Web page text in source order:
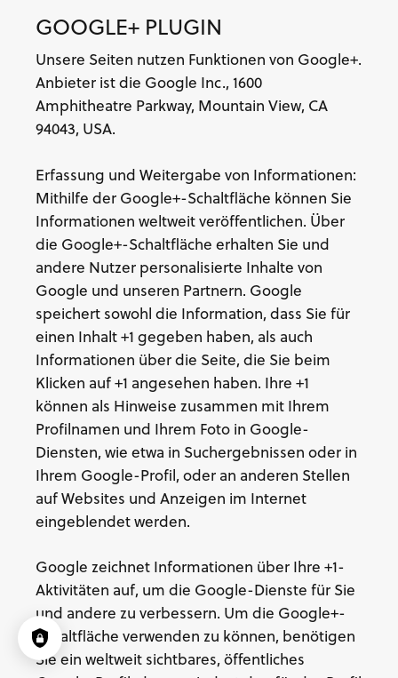
GOOGLE+ PLUGIN
Unsere Seiten nutzen Funktionen von Google+.
Anbieter ist die Google Inc., 1600
Amphitheatre Parkway, Mountain View, CA
94043, USA.
Erfassung und Weitergabe von Informationen:
Mithilfe der Google+-Schaltfläche können Sie
Informationen weltweit veröffentlichen. Über
die Google+-Schaltfläche erhalten Sie und
andere Nutzer personalisierte Inhalte von
Google und unseren Partnern. Google
speichert sowohl die Information, dass Sie für
einen Inhalt +1 gegeben haben, als auch
Informationen über die Seite, die Sie beim
Klicken auf +1 angesehen haben. Ihre +1
können als Hinweise zusammen mit Ihrem
Profilnamen und Ihrem Foto in Google-
Diensten, wie etwa in Suchergebnissen oder in
Ihrem Google-Profil, oder an anderen Stellen
auf Websites und Anzeigen im Internet
eingeblendet werden.
Google zeichnet Informationen über Ihre +1-
Aktivitäten auf, um die Google-Dienste für Sie
und andere zu verbessern. Um die Google+-
Schaltfläche verwenden zu können, benötigen
Sie ein weltweit sichtbares, öffentliches